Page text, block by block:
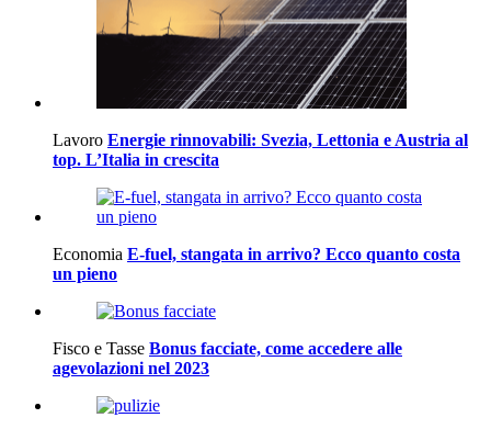
Lavoro Energie rinnovabili: Svezia, Lettonia e Austria al
top. L’Italia in crescita
Economia E-fuel, stangata in arrivo? Ecco quanto costa
un pieno
Fisco e Tasse Bonus facciate, come accedere alle
agevolazioni nel 2023